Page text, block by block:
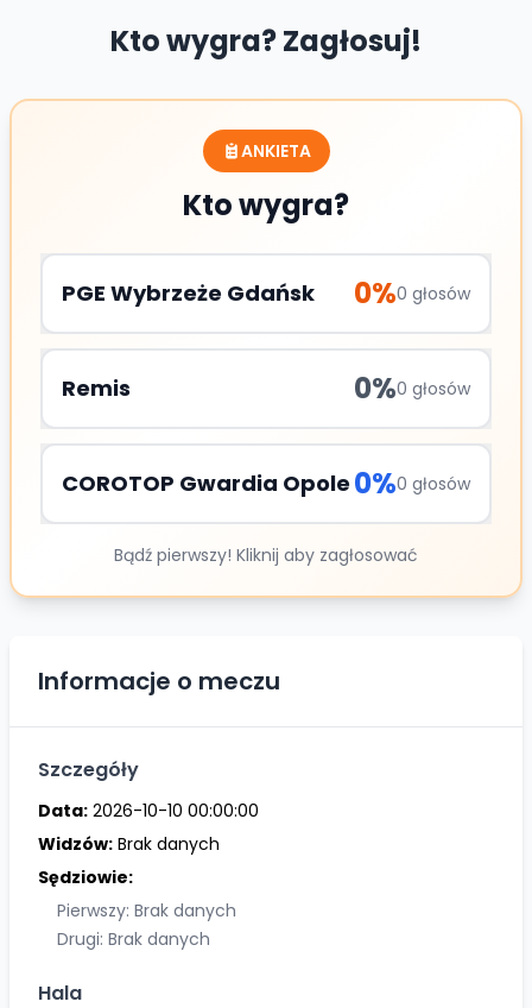
Kto wygra? Zagłosuj!
ANKIETA
Kto wygra?
PGE Wybrzeże Gdańsk 0%0 głosów
Remis 0%0 głosów
COROTOP Gwardia Opole 0%0 głosów
Bądź pierwszy! Kliknij aby zagłosować
Informacje o meczu
Szczegóły
Data: 2026-10-10 00:00:00
Widzów: Brak danych
Sędziowie:
Pierwszy: Brak danych
Drugi: Brak danych
Hala